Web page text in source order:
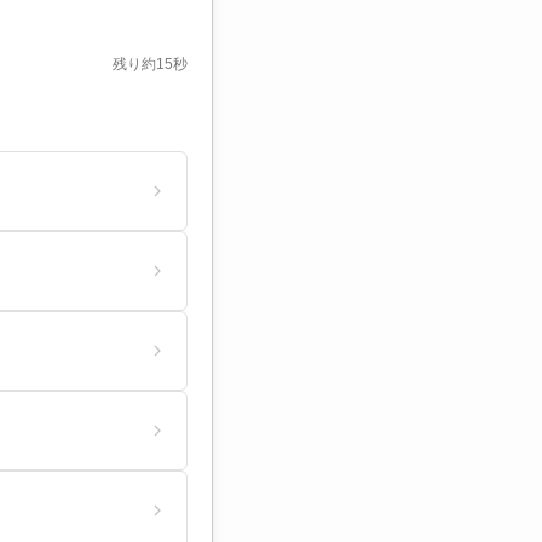
残り約15秒